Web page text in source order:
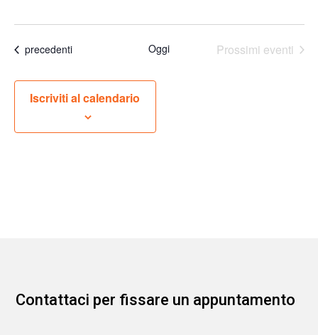
Eventi
precedenti Oggi Prossimi eventi
Iscriviti al calendario
Contattaci per fissare un appuntamento